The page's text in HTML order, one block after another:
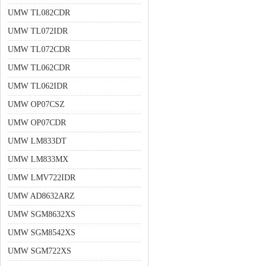
UMW TL082CDR
UMW TL072IDR
UMW TL072CDR
UMW TL062CDR
UMW TL062IDR
UMW OP07CSZ
UMW OP07CDR
UMW LM833DT
UMW LM833MX
UMW LMV722IDR
UMW AD8632ARZ
UMW SGM8632XS
UMW SGM8542XS
UMW SGM722XS